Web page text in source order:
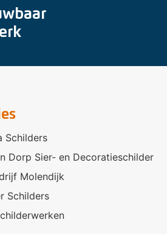
Schilders
Dorp Sier- en Decoratieschilder
Molendijk
Schilders